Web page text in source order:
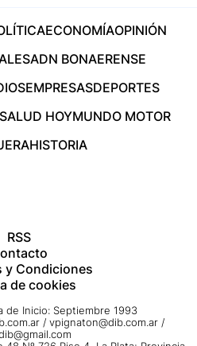
ECONOMÍAOPINIÓN
ADN BONAERENSE
EMPRESASDEPORTES
HOYMUNDO MOTOR
HISTORIA
RSS
y Condiciones
de cookies
de Inicio: Septiembre 1993
/ vpignaton@dib.com.ar /